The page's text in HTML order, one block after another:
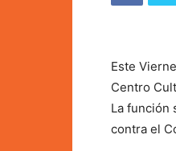
Este
Centro
La función
contra el